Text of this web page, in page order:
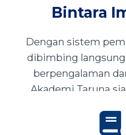
Bintara
Dengan sistem
dibimbing
berpengalaman
Akademi Taruna
mewujudkan impian